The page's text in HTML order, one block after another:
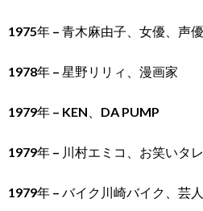
1975年 – 青木麻由子、女優、声優
1978年 – 星野リリィ、漫画家
1979年 – KEN、DA PUMP
1979年 – 川村エミコ、お笑いタ
1979年 – バイク川崎バイク、芸人